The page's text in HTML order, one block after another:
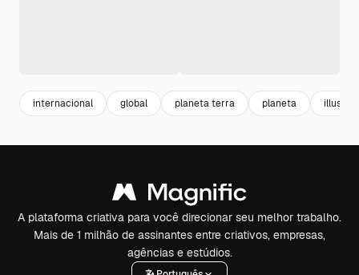
internacional global planeta terra planeta
A plataforma criativa para você direcionar seu melhor trabalho.
Mais de 1 milhão de assinantes entre criativos, empresas,
agências e estúdios.